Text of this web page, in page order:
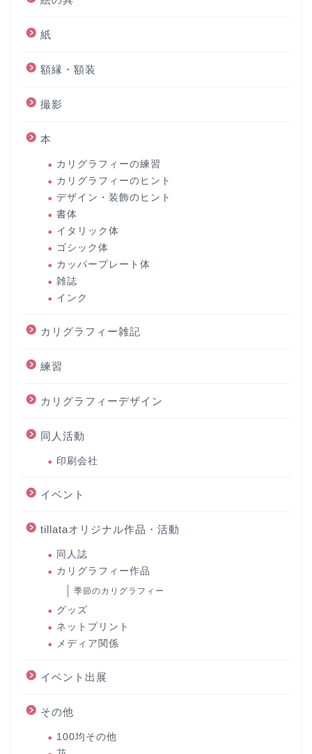
紙
額縁・額装
撮影
本
カリグラフィーの練習
カリグラフィーのヒント
デザイン・装飾のヒント
書体
イタリック体
ゴシック体
カッパープレート体
雑誌
インク
カリグラフィー雑記
練習
カリグラフィーデザイン
同人活動
印刷会社
イベント
tillataオリジナル作品・活動
同人誌
カリグラフィー作品
季節のカリグラフィー
グッズ
ネットプリント
メディア関係
イベント出展
その他
100均その他